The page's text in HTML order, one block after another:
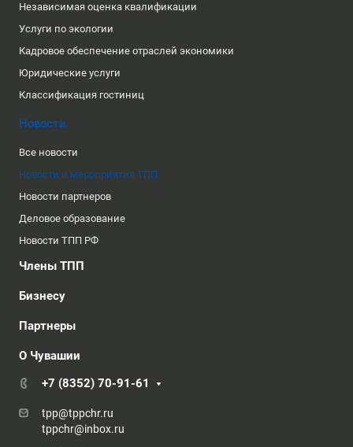
Независимая оценка квалификации
Услуги по экологии
Кадровое обеспечение отраслей экономики
Юридические услуги
Классификация гостиниц
Новости
Все новости
Новости и мероприятия ТПП
Новости партнеров
Деловое образование
Новости ТПП РФ
Члены ТПП
Бизнесу
Партнеры
О Чувашии
+7 (8352) 70-91-61
tpp@tppchr.ru
tppchr@inbox.ru